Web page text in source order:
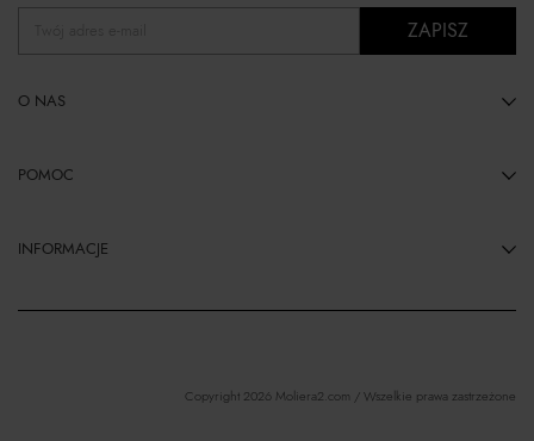
ZAPISZ
O NAS
POMOC
INFORMACJE
Copyright 2026 Moliera2.com / Wszelkie prawa zastrzeżone